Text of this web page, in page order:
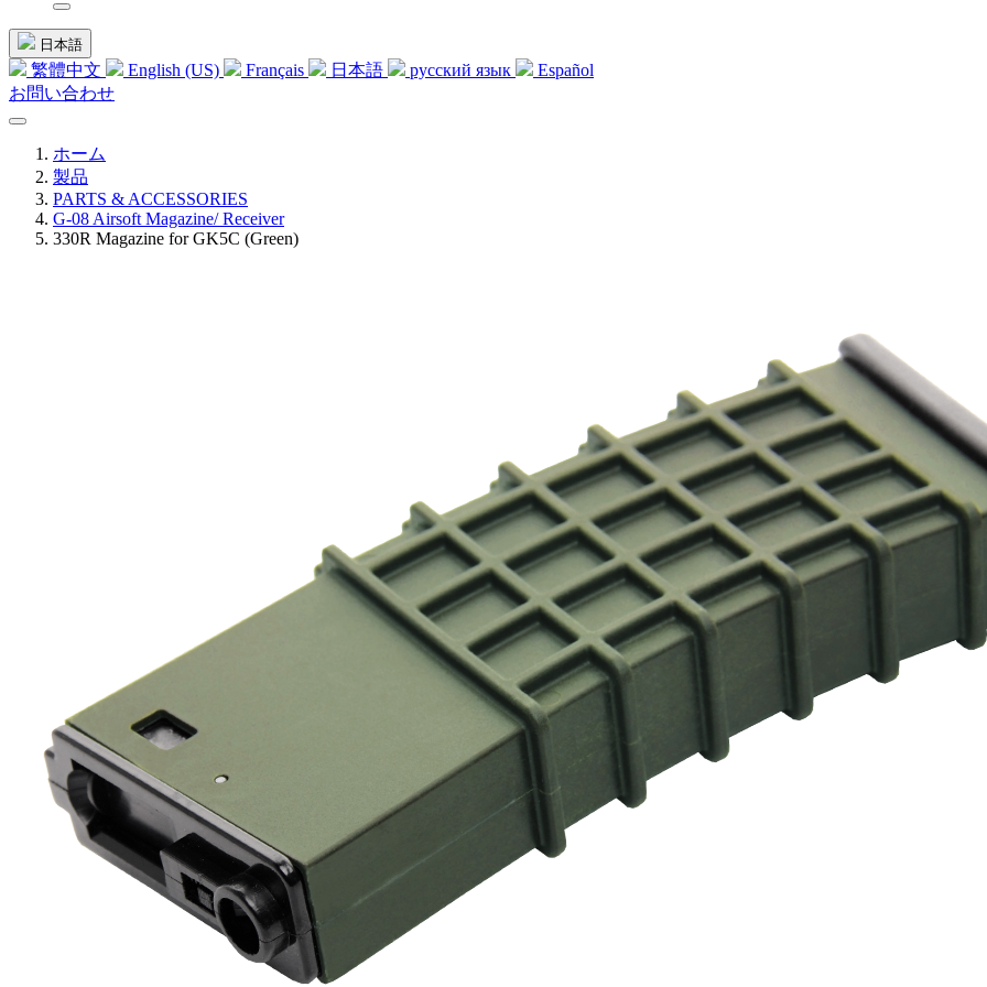
日本語
繁體中文 English (US) Français 日本語 русский язык
Español
お問い合わせ
ホーム
製品
PARTS & ACCESSORIES
G-08 Airsoft Magazine/ Receiver
330R Magazine for GK5C (Green)